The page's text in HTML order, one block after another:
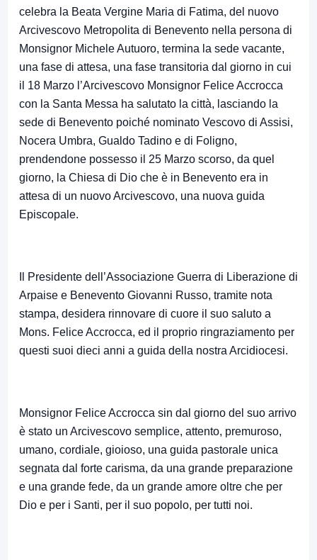
celebra la Beata Vergine Maria di Fatima, del nuovo
Arcivescovo Metropolita di Benevento nella persona di
Monsignor Michele Autuoro, termina la sede vacante,
una fase di attesa, una fase transitoria dal giorno in cui
il 18 Marzo l’Arcivescovo Monsignor Felice Accrocca
con la Santa Messa ha salutato la città, lasciando la
sede di Benevento poiché nominato Vescovo di Assisi,
Nocera Umbra, Gualdo Tadino e di Foligno,
prendendone possesso il 25 Marzo scorso, da quel
giorno, la Chiesa di Dio che è in Benevento era in
attesa di un nuovo Arcivescovo, una nuova guida
Episcopale.
Il Presidente dell’Associazione Guerra di Liberazione di
Arpaise e Benevento Giovanni Russo, tramite nota
stampa, desidera rinnovare di cuore il suo saluto a
Mons. Felice Accrocca, ed il proprio ringraziamento per
questi suoi dieci anni a guida della nostra Arcidiocesi.
Monsignor Felice Accrocca sin dal giorno del suo arrivo
è stato un Arcivescovo semplice, attento, premuroso,
umano, cordiale, gioioso, una guida pastorale unica
segnata dal forte carisma, da una grande preparazione
e una grande fede, da un grande amore oltre che per
Dio e per i Santi, per il suo popolo, per tutti noi.